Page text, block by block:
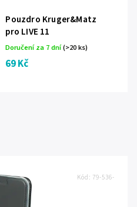
Pouzdro Kruger&Matz
pro LIVE 11
Doručení za 7 dní(>20 ks)
69 Kč
Kód: 79-536-